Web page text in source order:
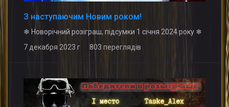
З наступаючим Новим роком!
❄ Новорічний розіграш, підсумки 1 січня 2024 року ❄
7 декабря 2023 г 803 переглядів